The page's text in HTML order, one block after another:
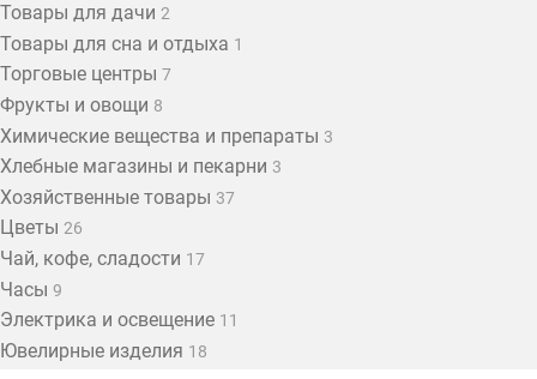
Товары для дачи 2
Товары для сна и отдыха 1
Торговые центры 7
Фрукты и овощи 8
Химические вещества и препараты 3
Хлебные магазины и пекарни 3
Хозяйственные товары 37
Цветы 26
Чай, кофе, сладости 17
Часы 9
Электрика и освещение 11
Ювелирные изделия 18